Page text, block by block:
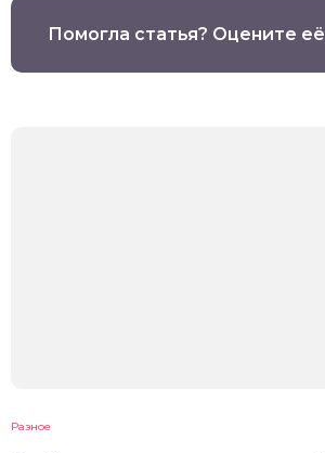
Помогла статья? Оцените её
Разное